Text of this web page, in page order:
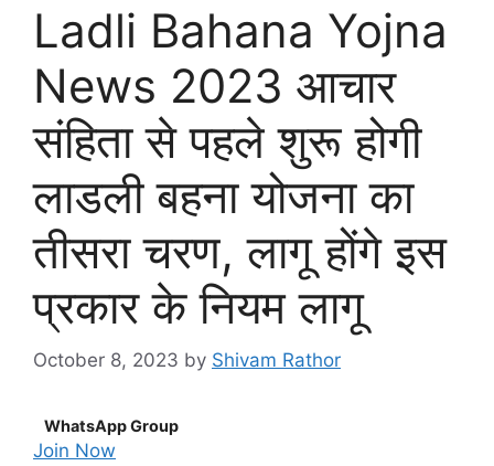
Ladli Bahana Yojna
News 2023 आचार
संहिता से पहले शुरू होगी
लाडली बहना योजना का
तीसरा चरण, लागू होंगे इस
प्रकार के नियम लागू
October 8, 2023 by Shivam Rathor
WhatsApp Group
Join Now